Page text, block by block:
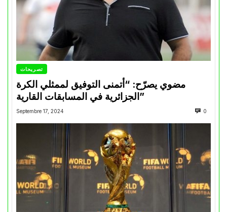
تصريحات
مضوي يصرّح: “أتمنى التوفيق لممثلي الكرة
الجزائرية في المسابقات القارية”
Septembre 17, 2024 0